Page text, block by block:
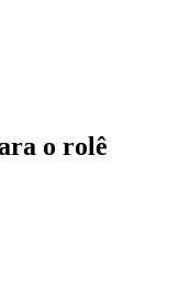
o rolê